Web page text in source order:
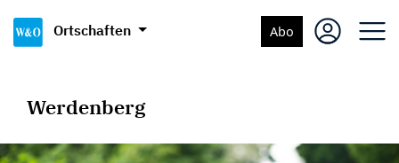
Ortschaften Abo
Werdenberg